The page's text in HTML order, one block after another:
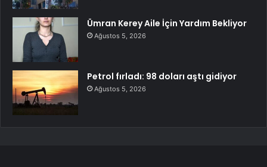
Ümran Kerey Aile İçin Yardım Bekliyor
Ağustos 5, 2026
Petrol fırladı: 98 doları aştı gidiyor
Ağustos 5, 2026